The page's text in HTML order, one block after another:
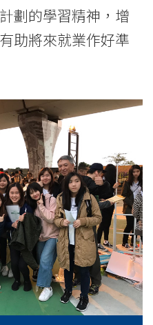
劃的學習精神，增
助將來就業作好準